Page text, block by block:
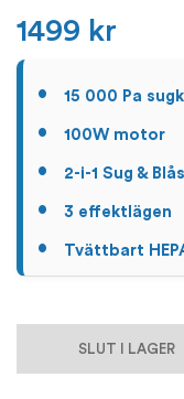
1499 kr
15 000 Pa
100W motor
2-i-1 Sug & Blås
3 effektlägen
Tvättbart
SLUT I LAGER